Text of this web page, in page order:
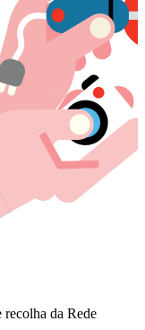
recolha da Rede